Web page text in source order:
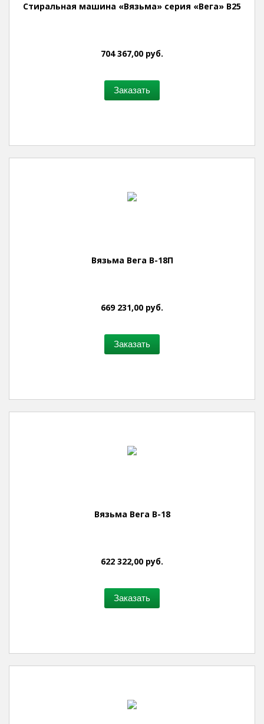
Стиральная машина «Вязьма» серия «Вега» В25
704 367,00 руб.
Заказать
Вязьма Вега В-18П
669 231,00 руб.
Заказать
Вязьма Вега В-18
622 322,00 руб.
Заказать